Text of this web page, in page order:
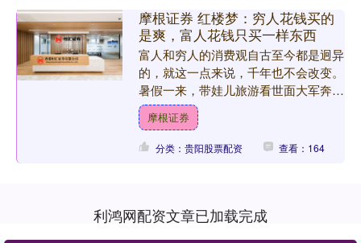
摩根证券 红楼梦：穷人花钱买的
是爽，富人花钱只买一样东西
富人和穷人的消费观自古至今都是迥异
的，就这一点来说，千年也不会改变。
暑假一来，带娃儿旅游看世面大军奔赴
祖国甚至世界各地，妈妈们心里都有一
个虽然没有明说却时刻存....
摩根证券
分类：贵阳股票配资 查看：164
利鸿网配资文章已加载完成